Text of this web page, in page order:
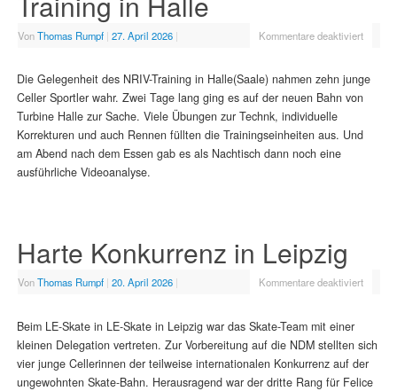
VonThomas Rumpf | 27. April 2026 | Kommentare deaktiviert
Die Gelegenheit des NRIV-Training in Halle(Saale) nahmen zehn junge
Celler Sportler wahr. Zwei Tage lang ging es auf der neuen Bahn von
Turbine Halle zur Sache. Viele Übungen zur Technk, individuelle
Korrekturen und auch Rennen füllten die Trainingseinheiten aus. Und
am Abend nach dem Essen gab es als Nachtisch dann noch eine
ausführliche Videoanalyse.
Harte Konkurrenz in Leipzig
VonThomas Rumpf | 20. April 2026 | Kommentare deaktiviert
Beim LE-Skate in LE-Skate in Leipzig war das Skate-Team mit einer
kleinen Delegation vertreten. Zur Vorbereitung auf die NDM stellten sich
vier junge Cellerinnen der teilweise internationalen Konkurrenz auf der
ungewohnten Skate-Bahn. Herausragend war der dritte Rang für Felice